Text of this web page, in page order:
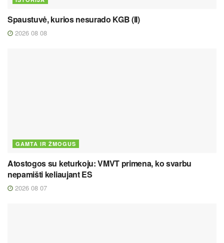
Spaustuvė, kurios nesurado KGB (II)
2026 08 08
GAMTA IR ŽMOGUS
Atostogos su keturkoju: VMVT primena, ko svarbu
nepamišti keliaujant ES
2026 08 07